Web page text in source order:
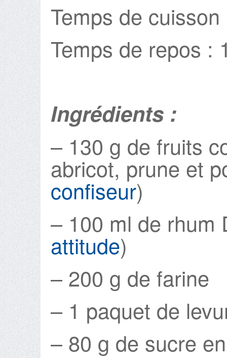
Temps de
Temps de repos :
Ingrédients :
– 130 g de fruits
abricot, prune et
confiseur)
– 100 ml de rhum
attitude)
– 200 g de farine
– 1 paquet de
– 80 g de sucre